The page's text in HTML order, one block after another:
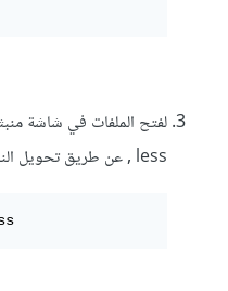
لفتح الملفات في شاشة
less , عن طريق تحويل الناتج عن طريق الpipe